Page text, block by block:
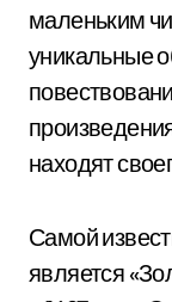
маленьким
уникальные
находят
Самой
является